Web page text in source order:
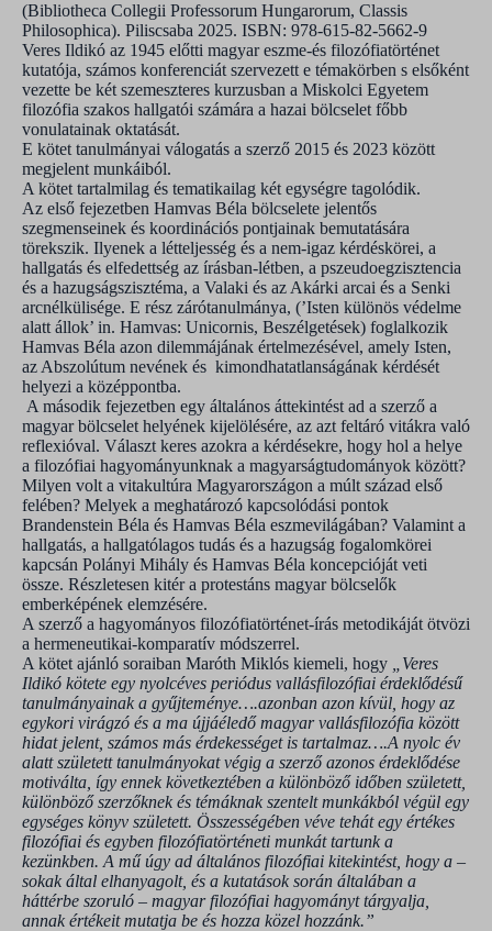
(Bibliotheca Collegii Professorum Hungarorum, Classis
Philosophica). Piliscsaba 2025. ISBN: 978-615-82-5662-9
Veres Ildikó az 1945 előtti magyar eszme-és filozófiatörténet
kutatója, számos konferenciát szervezett e témakörben s elsőként
vezette be két szemeszteres kurzusban a Miskolci Egyetem
filozófia szakos hallgatói számára a hazai bölcselet főbb
vonulatainak oktatását.
E kötet tanulmányai válogatás a szerző 2015 és 2023 között
megjelent munkáiból.
A kötet tartalmilag és tematikailag két egységre tagolódik.
Az első fejezetben Hamvas Béla bölcselete jelentős
szegmenseinek és koordinációs pontjainak bemutatására
törekszik. Ilyenek a létteljesség és a nem-igaz kérdéskörei, a
hallgatás és elfedettség az írásban-létben, a pszeudoegzisztencia
és a hazugságszisztéma, a Valaki és az Akárki arcai és a Senki
arcnélkülisége. E rész zárótanulmánya, (’Isten különös védelme
alatt állok’ in. Hamvas: Unicornis, Beszélgetések) foglalkozik
Hamvas Béla azon dilemmájának értelmezésével, amely Isten,
az Abszolútum nevének és kimondhatatlanságának kérdését
helyezi a középpontba.
A második fejezetben egy általános áttekintést ad a szerző a
magyar bölcselet helyének kijelölésére, az azt feltáró vitákra való
reflexióval. Választ keres azokra a kérdésekre, hogy hol a helye
a filozófiai hagyományunknak a magyarságtudományok között?
Milyen volt a vitakultúra Magyarországon a múlt század első
felében? Melyek a meghatározó kapcsolódási pontok
Brandenstein Béla és Hamvas Béla eszmevilágában? Valamint a
hallgatás, a hallgatólagos tudás és a hazugság fogalomkörei
kapcsán Polányi Mihály és Hamvas Béla koncepcióját veti
össze. Részletesen kitér a protestáns magyar bölcselők
emberképének elemzésére.
A szerző a hagyományos filozófiatörténet-írás metodikáját ötvözi
a hermeneutikai-komparatív módszerrel.
A kötet ajánló soraiban Maróth Miklós kiemeli, hogy
„Veres
Ildikó kötete egy nyolcéves periódus vallásfilozófiai érdeklődésű
tanulmányainak a gyűjteménye….azonban azon kívül, hogy az
egykori virágzó és a ma újjáéledő magyar vallásfilozófia között
hidat jelent, számos más érdekességet is tartalmaz….A nyolc év
alatt született tanulmányokat végig a szerző azonos érdeklődése
motiválta, így ennek következtében a különböző időben született,
különböző szerzőknek és témáknak szentelt munkákból végül egy
egységes könyv született. Összességében véve tehát egy értékes
filozófiai és egyben filozófiatörténeti munkát tartunk a
kezünkben. A mű úgy ad általános filozófiai kitekintést, hogy a –
sokak által elhanyagolt, és a kutatások során általában a
háttérbe szoruló – magyar filozófiai hagyományt tárgyalja,
annak értékeit mutatja be és hozza közel hozzánk.”